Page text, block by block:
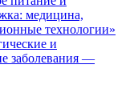
медицина,
технологии»
и
заболевания —